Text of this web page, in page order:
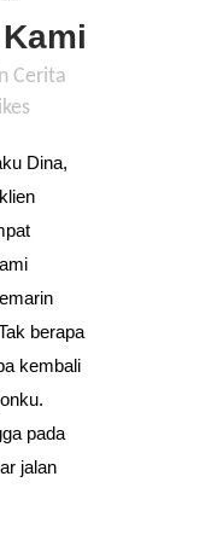
Cerita
Dina,
berapa
kembali
pada
jalan